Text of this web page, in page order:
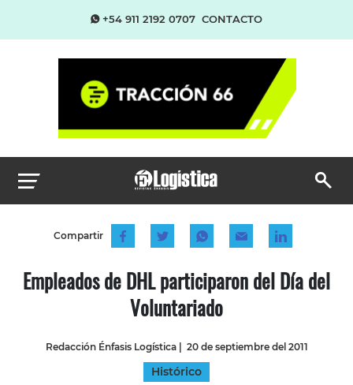
+54 911 2192 0707 CONTACTO
Compartir
Empleados de DHL participaron del Día del
Voluntariado
Redacción Énfasis Logística| 20 de septiembre del 2011
Histórico